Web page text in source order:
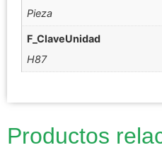
Pieza
F_ClaveUnidad
H87
Productos